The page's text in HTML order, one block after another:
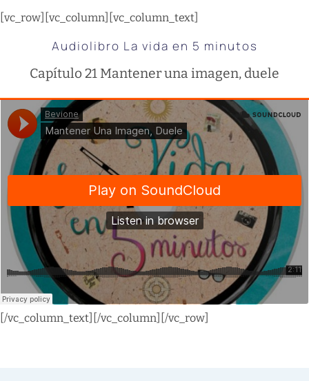
[vc_row][vc_column][vc_column_text]
Audiolibro La vida en 5 minutos
Capítulo 21 Mantener una imagen, duele
[/vc_column_text][/vc_column][/vc_row]